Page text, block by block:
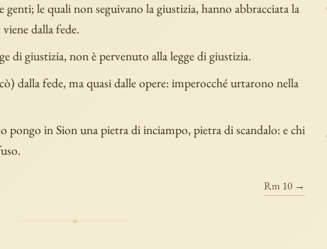
genti; le quali non seguivano la giustizia, hanno abbracciata la
dalla fede.
di giustizia, non è pervenuto alla legge di giustizia.
dalla fede, ma quasi dalle opere: imperocché urtarono nella
pongo in Sion una pietra di inciampo, pietra di scandalo: e chi
Rm 10 →